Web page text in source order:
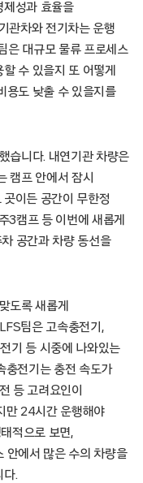
제성과 효율을
관차와 전기차는 운행
은 대규모 물류 프로세스
수 있을지 또 어떻게
용도 낮출 수 있을지를
습니다. 내연기관 차량은
캠프 안에서 잠시
이든 공간이 무한정
3캠프 등 이번에 새롭게
공간과 차량 동선을
도록 새롭게
팀은 고속충전기,
기 등 시중에 나와있는
충전기는 충전 속도가
등 고려요인이
만 24시간 운행해야
적으로 보면,
안에서 많은 수의 차량을
다.